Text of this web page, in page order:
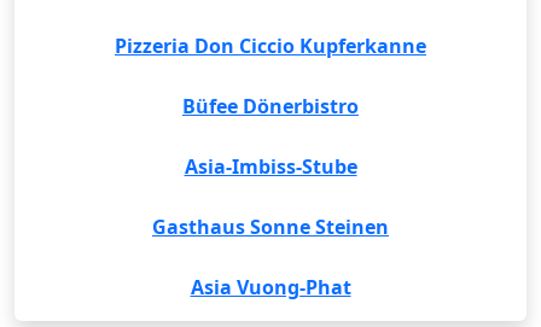
Pizzeria Don Ciccio Kupferkanne
Büfee Dönerbistro
Asia-Imbiss-Stube
Gasthaus Sonne Steinen
Asia Vuong-Phat